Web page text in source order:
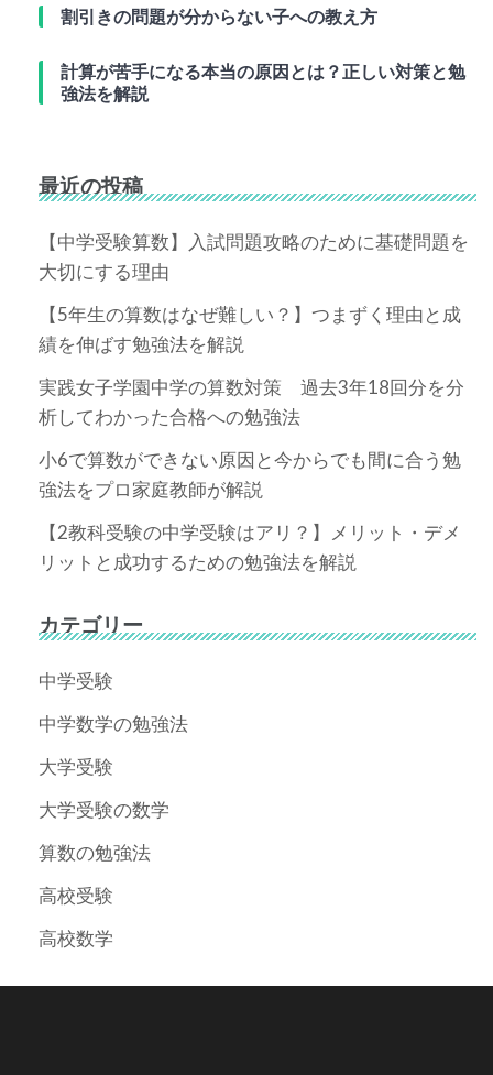
割引きの問題が分からない子への教え方
計算が苦手になる本当の原因とは？正しい対策と勉
強法を解説
最近の投稿
【中学受験算数】入試問題攻略のために基礎問題を
大切にする理由
【5年生の算数はなぜ難しい？】つまずく理由と成
績を伸ばす勉強法を解説
実践女子学園中学の算数対策 過去3年18回分を分
析してわかった合格への勉強法
小6で算数ができない原因と今からでも間に合う勉
強法をプロ家庭教師が解説
【2教科受験の中学受験はアリ？】メリット・デメ
リットと成功するための勉強法を解説
カテゴリー
中学受験
中学数学の勉強法
大学受験
大学受験の数学
算数の勉強法
高校受験
高校数学